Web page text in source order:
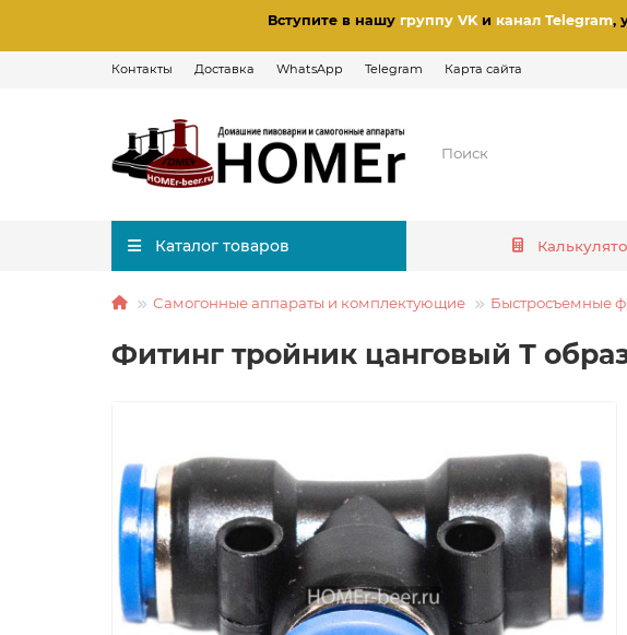
Вступите в нашу группу VKи канал Telegram,
Контакты Доставка WhatsApp Telegram Карта сайта
Каталог товаров
Самогонные аппараты и комплектующие Быстросъемные
Фитинг тройник цанговый Т